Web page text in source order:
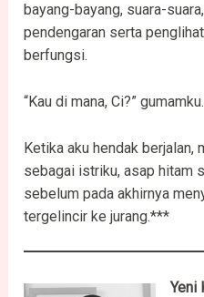
bayang-bayang, suara-
pendengaran serta
berfungsi.
“Kau di mana, Ci?” gumamku.
Ketika aku hendak
sebagai istriku, asap hitam
sebelum pada akhirnya
tergelincir ke jurang.***
Yeni